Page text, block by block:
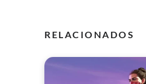
RELACIONADOS